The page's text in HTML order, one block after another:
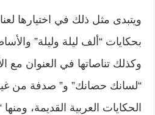
ويتبدى مثل ذلك في اختيارها
بحكايات “ألف ليلة وليلة”
وكذلك تناصاتها في العنوان مع
“لسانك حصانك” و” صدفة من
الحكايات العربية القديمة،